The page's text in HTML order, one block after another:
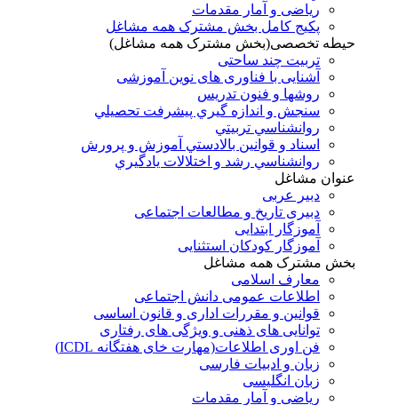
ریاضی و آمار مقدمات
پکیج کامل بخش مشترک همه مشاغل
حیطه تخصصی(بخش مشترک همه مشاغل)
تربیت چند ساحتی
آشنایی با فناوری های نوین آموزشی
روشها و فنون تدريس
سنجش و اندازه گيري پيشرفت تحصيلي
روانشناسي تربيتي
اسناد و قوانين بالادستي آموزش و پرورش
روانشناسي رشد و اختلالات يادگيري
عنوان مشاغل
دبير عربی
دبیری تاریخ و مطالعات اجتماعی
آموزگار ابتدایی
آموزگار کودکان استثنایی
بخش مشترک همه مشاغل
معارف اسلامی
اطلاعات عمومی دانش اجتماعی
قوانین و مقررات اداری و قانون اساسی
توانایی های ذهنی و ویژگی های رفتاری
فن اوری اطلاعات(مهارت خای هفتگانه ICDL)
زبان و ادبیات فارسی
زبان انگلیسی
ریاضی و آمار مقدمات